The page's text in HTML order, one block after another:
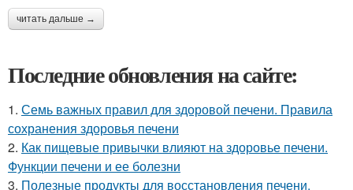
читать дальше →
Последние обновления на сайте:
1. Семь важных правил для здоровой печени. Правила
сохранения здоровья печени
2. Как пищевые привычки влияют на здоровье печени.
Функции печени и ее болезни
3. Полезные продукты для восстановления печени.